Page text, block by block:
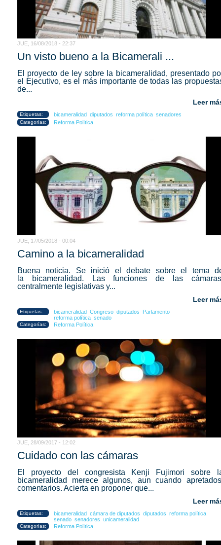
JUE, 16/08/2018 - 22:37
Un visto bueno a la Bicamerali ...
El proyecto de ley sobre la bicameralidad, presentado
el Ejecutivo, es el más importante de todas las
de...
Leer
Etiquetas: bicameralidad diputados reforma política senadores
Categorías: Reforma Política
JUE, 17/05/2018 - 00:04
Camino a la bicameralidad
Buena noticia. Se inició el debate sobre el tema
la bicameralidad. Las funciones de las
centralmente legislativas y...
Leer
Etiquetas: bicameralidad Congreso diputados
Parlamento
reforma política senado
Categorías: Reforma Política
JUE, 28/09/2017 - 12:02
Cuidado con las cámaras
El proyecto del congresista Kenji Fujimori sobre
bicameralidad merece algunos, aun cuando
comentarios. Acierta en proponer que...
Leer
Etiquetas: bicameralidad cámara de diputados diputados reforma política
senado senadores unicameralidad
Categorías: Reforma Política